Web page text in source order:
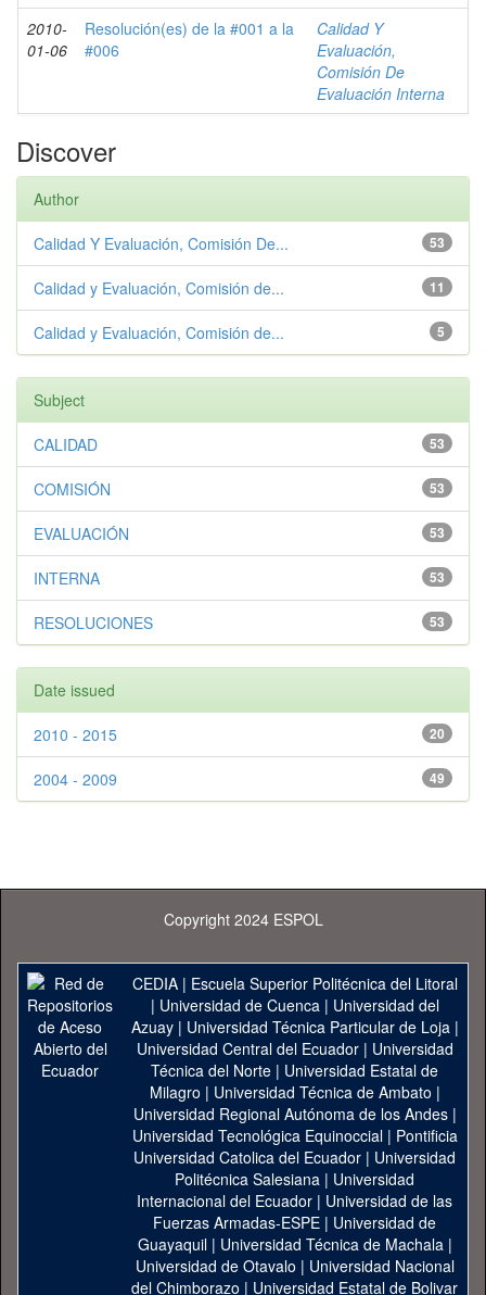
2010-
01-06
Resolución(es) de la #001 a la
#006
Calidad Y
Evaluación,
Comisión De
Evaluación Interna
Discover
Author
53
Calidad Y Evaluación, Comisión De...
11
Calidad y Evaluación, Comisión de...
5
Calidad y Evaluación, Comisión de...
Subject
53
CALIDAD
53
COMISIÓN
53
EVALUACIÓN
53
INTERNA
53
RESOLUCIONES
Date issued
20
2010 - 2015
49
2004 - 2009
Copyright 2024 ESPOL
CEDIA| Escuela Superior Politécnica del Litoral
| Universidad de Cuenca| Universidad del
Azuay| Universidad Técnica Particular de Loja|
Universidad Central del Ecuador| Universidad
Técnica del Norte | Universidad Estatal de
Milagro | Universidad Técnica de Ambato |
Universidad Regional Autónoma de los Andes|
Universidad Tecnológica Equinoccial| Pontificia
Universidad Catolica del Ecuador | Universidad
Politécnica Salesiana | Universidad
Internacional del Ecuador | Universidad de las
Fuerzas Armadas-ESPE | Universidad de
Guayaquil| Universidad Técnica de Machala|
Universidad de Otavalo | Universidad Nacional
del Chimborazo | Universidad Estatal de Bolivar